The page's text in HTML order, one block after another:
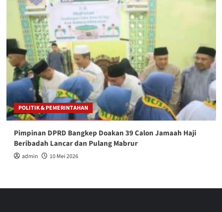
POLITIK & PEMERINTAHAN
Pimpinan DPRD Bangkep Doakan 39 Calon Jamaah Haji
Beribadah Lancar dan Pulang Mabrur
admin 10 Mei 2026